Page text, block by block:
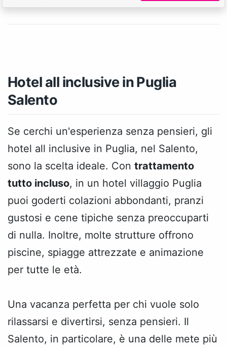
Hotel all inclusive in Puglia
Salento
Se cerchi un'esperienza senza pensieri, gli
hotel all inclusive in Puglia, nel Salento,
sono la scelta ideale. Con trattamento
tutto incluso, in un hotel villaggio Puglia
puoi goderti colazioni abbondanti, pranzi
gustosi e cene tipiche senza preoccuparti
di nulla. Inoltre, molte strutture offrono
piscine, spiagge attrezzate e animazione
per tutte le età.
Una vacanza perfetta per chi vuole solo
rilassarsi e divertirsi, senza pensieri. Il
Salento, in particolare, è una delle mete più